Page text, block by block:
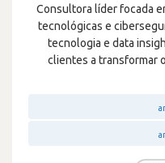
Consultora líder focada
tecnológicas e
tecnologia e data
clientes a transformar